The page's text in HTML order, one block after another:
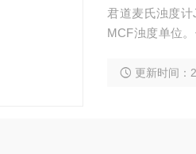
君道麦氏浊度
MCF浊度单位
0支试样管及
更新时间：